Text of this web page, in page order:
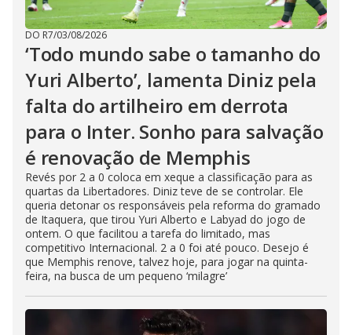
DO R7/03/08/2026
‘Todo mundo sabe o tamanho do
Yuri Alberto’, lamenta Diniz pela
falta do artilheiro em derrota
para o Inter. Sonho para salvação
é renovação de Memphis
Revés por 2 a 0 coloca em xeque a classificação para as
quartas da Libertadores. Diniz teve de se controlar. Ele
queria detonar os responsáveis pela reforma do gramado
de Itaquera, que tirou Yuri Alberto e Labyad do jogo de
ontem. O que facilitou a tarefa do limitado, mas
competitivo Internacional. 2 a 0 foi até pouco. Desejo é
que Memphis renove, talvez hoje, para jogar na quinta-
feira, na busca de um pequeno ‘milagre’